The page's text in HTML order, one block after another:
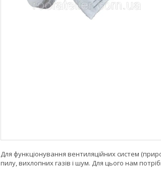
Для функціонування вентиляційних систем
пилу, вихлопних газів і шум. Для цього нам